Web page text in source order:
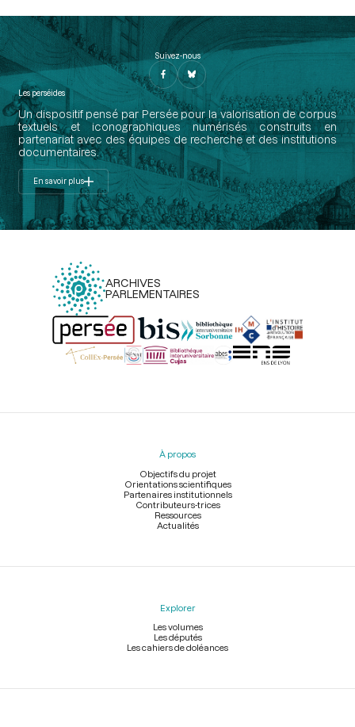
Suivez-nous
Les perséides
Un dispositif pensé par Persée pour la valorisation de corpus
textuels et iconographiques numérisés construits en
partenariat avec des équipes de recherche et des institutions
documentaires.
En savoir plus
ARCHIVES
PARLEMENTAIRES
Menu
À propos
Objectifs du projet
Orientations scientifiques
Partenaires institutionnels
Contributeurs-trices
Ressources
Actualités
Explorer
Les volumes
Les députés
Les cahiers de doléances